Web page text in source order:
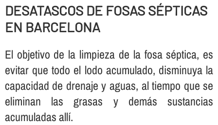
DESATASCOS DE FOSAS SÉPTICAS
EN BARCELONA
El objetivo de la limpieza de la fosa séptica, es
evitar que todo el lodo acumulado, disminuya la
capacidad de drenaje y aguas, al tiempo que se
eliminan las grasas y demás sustancias
acumuladas allí­.